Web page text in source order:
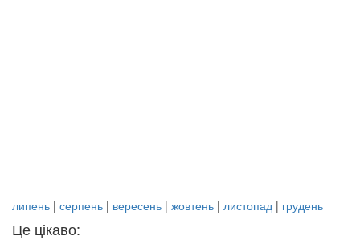
липень | серпень | вересень | жовтень | листопад | грудень
Це цікаво: